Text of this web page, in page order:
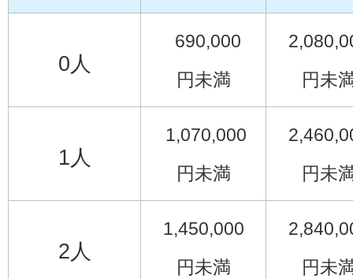
0人
690,000
円未満
円未
1人
1,070,000
円未満
円未
2人
1,450,000
円未満
円未